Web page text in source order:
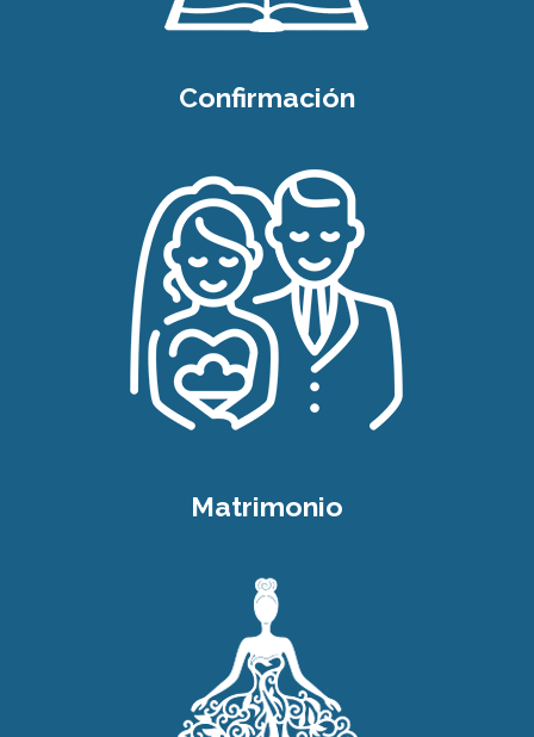
Confirmación
Matrimonio